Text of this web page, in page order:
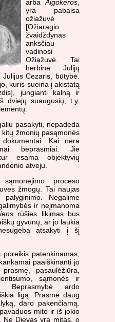
arba Aigokeros
yra pabaisa
ožiažuvė
[Ožiaragio
žvaidždynas
anksčiau
vadinosi
Ožiažuvė. Tai
herbinė Julijų
Cezaris, būtybė.
kuris sueina į akistatą
jungianti kalną ir
dviejų suaugusių, t.y.
pasakyti, nepadeda
žmonių pasąmonės
Kai nėra
beprasmiai. Jie
esama objektyvių
atveju.
proceso
žmogų. Tai naujas
Negalime
ir neįmanoma
rūšies likimas bus
gyvūnų, ar jo laukia
atsakyti į šį
patenkinamas,
paaiškinanti jo
pasaulėžiūra,
sąmonės ir
Beprasmybė ardo
ligą. Prasmė daug
daro pakenčiamą.
mito ir iš jokio
Ne Dievas yra mitas, o